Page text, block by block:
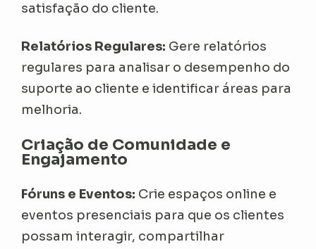
satisfação do cliente.
Relatórios Regulares: Gere relatórios
regulares para analisar o desempenho do
suporte ao cliente e identificar áreas para
melhoria.
Criação de Comunidade e
Engajamento
Fóruns e Eventos: Crie espaços online e
eventos presenciais para que os clientes
possam interagir, compartilhar